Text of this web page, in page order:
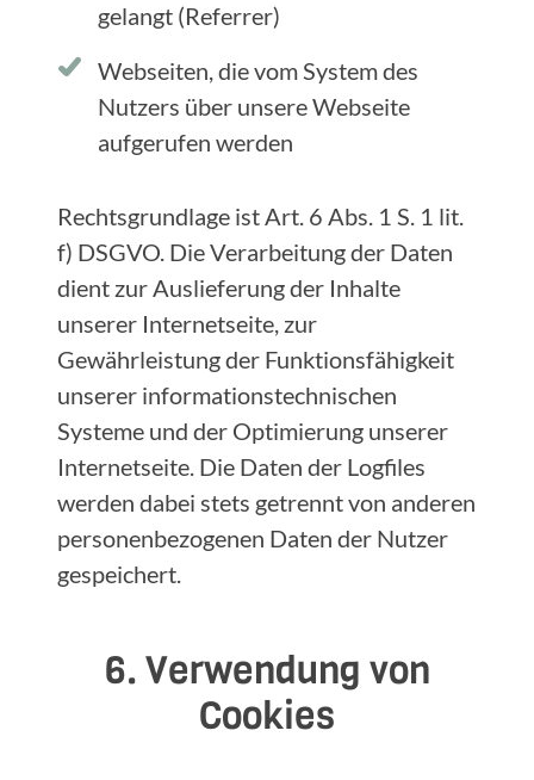
gelangt (Referrer)
Webseiten, die vom System des
Nutzers über unsere Webseite
aufgerufen werden
Rechtsgrundlage ist Art. 6 Abs. 1 S. 1 lit.
f) DSGVO. Die Verarbeitung der Daten
dient zur Auslieferung der Inhalte
unserer Internetseite, zur
Gewährleistung der Funktionsfähigkeit
unserer informationstechnischen
Systeme und der Optimierung unserer
Internetseite. Die Daten der Logfiles
werden dabei stets getrennt von anderen
personenbezogenen Daten der Nutzer
gespeichert.
6. Verwendung von
Cookies